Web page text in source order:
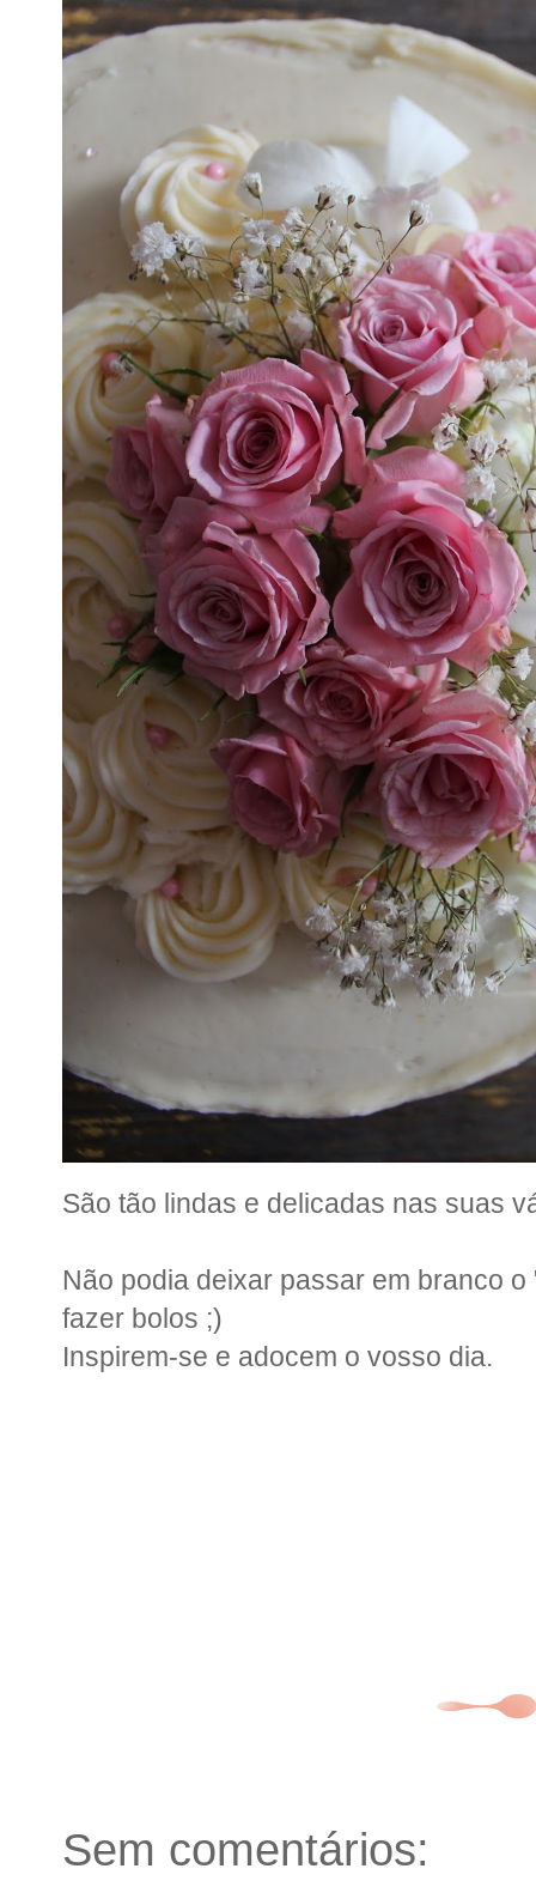
São tão lindas e delicadas nas suas
Não podia deixar passar em branco
fazer bolos ;)
Inspirem-se e adocem o vosso dia.
Sem comentários: